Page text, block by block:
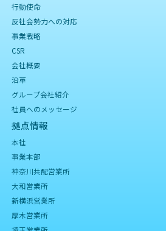
行動使命
反社会勢力への対応
事業戦略
CSR
会社概要
沿革
グループ会社紹介
社員へのメッセージ
拠点情報
本社
事業本部
神奈川共配営業所
大和営業所
新横浜営業所
厚木営業所